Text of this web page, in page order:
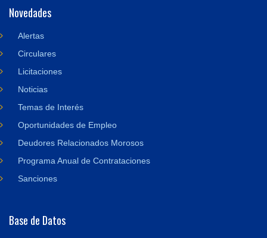
Novedades
Alertas
Circulares
Licitaciones
Noticias
Temas de Interés
Oportunidades de Empleo
Deudores Relacionados Morosos
Programa Anual de Contrataciones
Sanciones
Base de Datos